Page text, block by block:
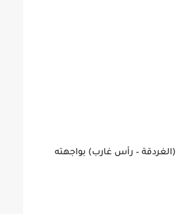
(الغردقة – رأس غارب) بواجهته